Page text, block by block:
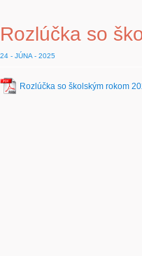
Rozlúčka so
24 - JÚNA - 2025
Rozlúčka so školským rokom